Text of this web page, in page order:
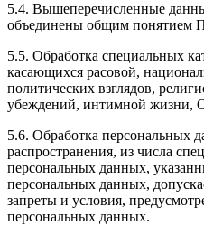
5.4. Вышеперечисленные
объединены общим понятием
5.5. Обработка специальных
касающихся расовой,
политических взглядов,
убеждений, интимной жизни,
5.6. Обработка персональных
распространения, из числа
персональных данных,
персональных данных,
запреты и условия,
персональных данных.